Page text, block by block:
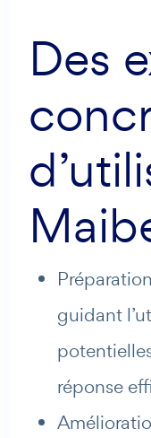
Des
guidant
réponse